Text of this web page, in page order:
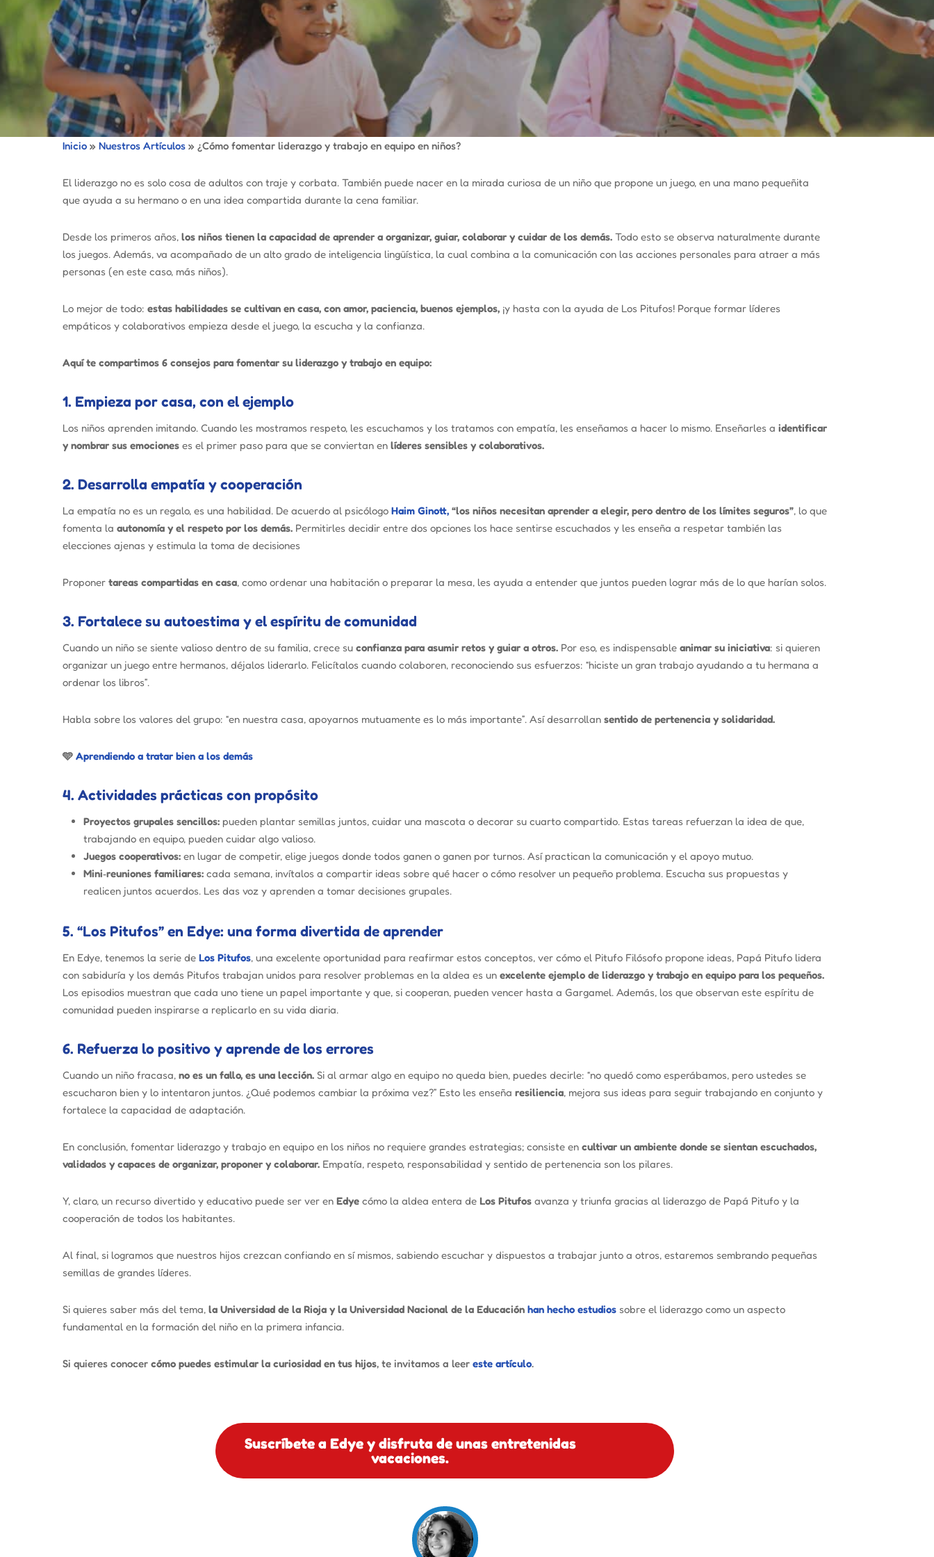
Inicio » Nuestros Artículos » ¿Cómo fomentar liderazgo y trabajo en equipo en niños?
El liderazgo no es solo cosa de adultos con traje y corbata. También puede nacer en la mirada curiosa de un niño que propone un juego, en una mano pequeñita
que ayuda a su hermano o en una idea compartida durante la cena familiar.
Desde los primeros años, los niños tienen la capacidad de aprender a organizar, guiar, colaborar y cuidar de los demás. Todo esto se observa naturalmente durante
los juegos. Además, va acompañado de un alto grado de inteligencia lingüística, la cual combina a la comunicación con las acciones personales para atraer a más
personas (en este caso, más niños).
Lo mejor de todo: estas habilidades se cultivan en casa, con amor, paciencia, buenos ejemplos, ¡y hasta con la ayuda de Los Pitufos! Porque formar líderes
empáticos y colaborativos empieza desde el juego, la escucha y la confianza.
Aquí te compartimos 6 consejos para fomentar su liderazgo y trabajo en equipo:
1. Empieza por casa, con el ejemplo
Los niños aprenden imitando. Cuando les mostramos respeto, les escuchamos y los tratamos con empatía, les enseñamos a hacer lo mismo. Enseñarles a identificar
y nombrar sus emociones es el primer paso para que se conviertan en líderes sensibles y colaborativos.
2. Desarrolla empatía y cooperación
La empatía no es un regalo, es una habilidad. De acuerdo al psicólogo Haim Ginott, “los niños necesitan aprender a elegir, pero dentro de los límites seguros”, lo que
fomenta la autonomía y el respeto por los demás. Permitirles decidir entre dos opciones los hace sentirse escuchados y les enseña a respetar también las
elecciones ajenas y estimula la toma de decisiones
Proponer tareas compartidas en casa, como ordenar una habitación o preparar la mesa, les ayuda a entender que juntos pueden lograr más de lo que harían solos.
3. Fortalece su autoestima y el espíritu de comunidad
Cuando un niño se siente valioso dentro de su familia, crece su confianza para asumir retos y guiar a otros. Por eso, es indispensable animar su iniciativa: si quieren
organizar un juego entre hermanos, déjalos liderarlo. Felicítalos cuando colaboren, reconociendo sus esfuerzos: “hiciste un gran trabajo ayudando a tu hermana a
ordenar los libros”.
Habla sobre los valores del grupo: “en nuestra casa, apoyarnos mutuamente es lo más importante”. Así desarrollan sentido de pertenencia y solidaridad.
🩵 Aprendiendo a tratar bien a los demás
4. Actividades prácticas con propósito
Proyectos grupales sencillos: pueden plantar semillas juntos, cuidar una mascota o decorar su cuarto compartido. Estas tareas refuerzan la idea de que,
trabajando en equipo, pueden cuidar algo valioso.
Juegos cooperativos: en lugar de competir, elige juegos donde todos ganen o ganen por turnos. Así practican la comunicación y el apoyo mutuo.
Mini‑reuniones familiares: cada semana, invítalos a compartir ideas sobre qué hacer o cómo resolver un pequeño problema. Escucha sus propuestas y
realicen juntos acuerdos. Les das voz y aprenden a tomar decisiones grupales.
5. “Los Pitufos” en Edye: una forma divertida de aprender
En Edye, tenemos la serie de Los Pitufos, una excelente oportunidad para reafirmar estos conceptos, ver cómo el Pitufo Filósofo propone ideas, Papá Pitufo lidera
con sabiduría y los demás Pitufos trabajan unidos para resolver problemas en la aldea es un excelente ejemplo de liderazgo y trabajo en equipo para los pequeños.
Los episodios muestran que cada uno tiene un papel importante y que, si cooperan, pueden vencer hasta a Gargamel. Además, los que observan este espíritu de
comunidad pueden inspirarse a replicarlo en su vida diaria.
6. Refuerza lo positivo y aprende de los errores
Cuando un niño fracasa, no es un fallo, es una lección. Si al armar algo en equipo no queda bien, puedes decirle: “no quedó como esperábamos, pero ustedes se
escucharon bien y lo intentaron juntos. ¿Qué podemos cambiar la próxima vez?” Esto les enseña resiliencia, mejora sus ideas para seguir trabajando en conjunto y
fortalece la capacidad de adaptación.
En conclusión, fomentar liderazgo y trabajo en equipo en los niños no requiere grandes estrategias; consiste en cultivar un ambiente donde se sientan escuchados,
validados y capaces de organizar, proponer y colaborar. Empatía, respeto, responsabilidad y sentido de pertenencia son los pilares.
Y, claro, un recurso divertido y educativo puede ser ver en Edye cómo la aldea entera de Los Pitufos avanza y triunfa gracias al liderazgo de Papá Pitufo y la
cooperación de todos los habitantes.
Al final, si logramos que nuestros hijos crezcan confiando en sí mismos, sabiendo escuchar y dispuestos a trabajar junto a otros, estaremos sembrando pequeñas
semillas de grandes líderes.
Si quieres saber más del tema, la Universidad de la Rioja y la Universidad Nacional de la Educación han hecho estudios sobre el liderazgo como un aspecto
fundamental en la formación del niño en la primera infancia.
Si quieres conocer cómo puedes estimular la curiosidad en tus hijos, te invitamos a leer este artículo.
Suscríbete a Edye y disfruta de unas entretenidas
vacaciones.